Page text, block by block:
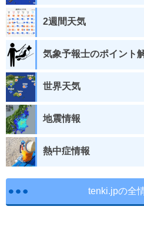
2週間天気
気象予報士のポイント
世界天気
地震情報
熱中症情報
tenki.jpの全